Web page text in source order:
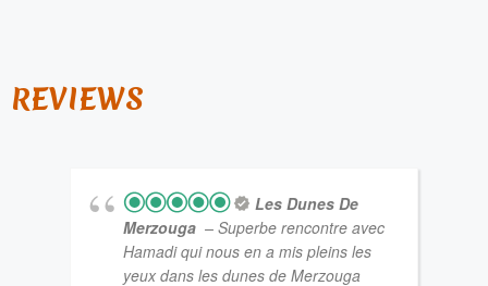
REVIEWS
Les Dunes De
Merzouga – Superbe rencontre avec
Hamadi qui nous en a mis pleins les
yeux dans les dunes de Merzouga